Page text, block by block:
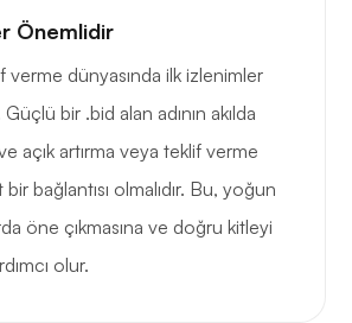
Önemlidir
verme dünyasında ilk izlenimler
bir .bid alan adının akılda
ve açık artırma veya teklif verme
bağlantısı olmalıdır. Bu, yoğun
öne çıkmasına ve doğru kitleyi
olur.